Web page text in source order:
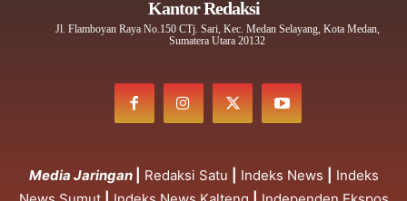
Kantor Redaksi
Jl. Flamboyan Raya No.150 CTj. Sari, Kec. Medan Selayang, Kota Medan,
Sumatera Utara 20132
Media Jaringan Redaksi Satu Indeks News
Indeks